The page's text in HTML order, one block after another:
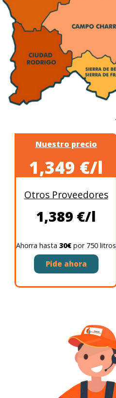
Nuestro precio
1,349 €/l
Otros Proveedores
1,389 €/l
Ahorra hasta30€ por 750 litros
Pide ahora